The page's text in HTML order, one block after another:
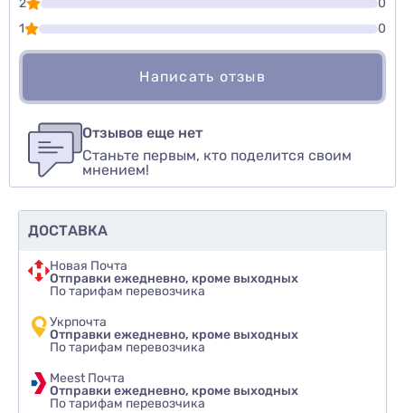
2
0
1
0
Написать отзыв
авторизуйтесь иливойдите
Оценить товар
Отзывов еще нет
Станьте первым, кто поделится своим
мнением!
ДОСТАВКА
Новая Почта
Отправки ежедневно, кроме выходных
По тарифам перевозчика
Укрпочта
Отправки ежедневно, кроме выходных
По тарифам перевозчика
Meest Почта
Отправки ежедневно, кроме выходных
По тарифам перевозчика